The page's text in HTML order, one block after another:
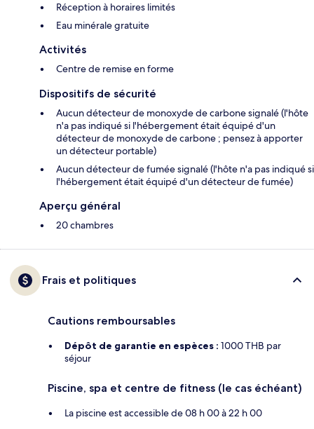
Réception à horaires limités
Eau minérale gratuite
Activités
Centre de remise en forme
Dispositifs de sécurité
Aucun détecteur de monoxyde de carbone signalé (l'hôte
n'a pas indiqué si l'hébergement était équipé d'un
détecteur de monoxyde de carbone ; pensez à apporter
un détecteur portable)
Aucun détecteur de fumée signalé (l'hôte n'a pas indiqué si
l'hébergement était équipé d'un détecteur de fumée)
Aperçu général
20 chambres
Frais et politiques
Cautions remboursables
Dépôt de garantie en espèces : 1000 THB par
séjour
Piscine, spa et centre de fitness (le cas échéant)
La piscine est accessible de 08 h 00 à 22 h 00